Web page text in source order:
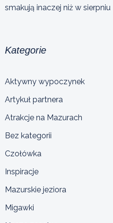
smakują inaczej niż w sierpniu
Kategorie
Aktywny wypoczynek
Artykuł partnera
Atrakcje na Mazurach
Bez kategorii
Czołówka
Inspiracje
Mazurskie jeziora
Migawki